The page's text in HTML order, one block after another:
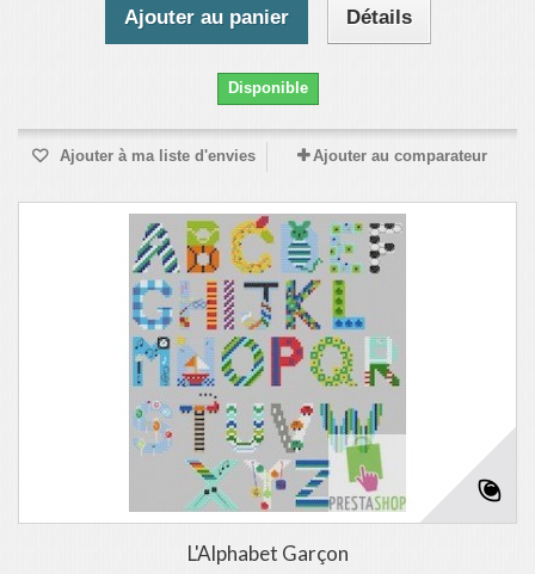
Ajouter au panier Détails
Disponible
Ajouter à ma liste d'envies Ajouter au comparateur
L'Alphabet Garçon